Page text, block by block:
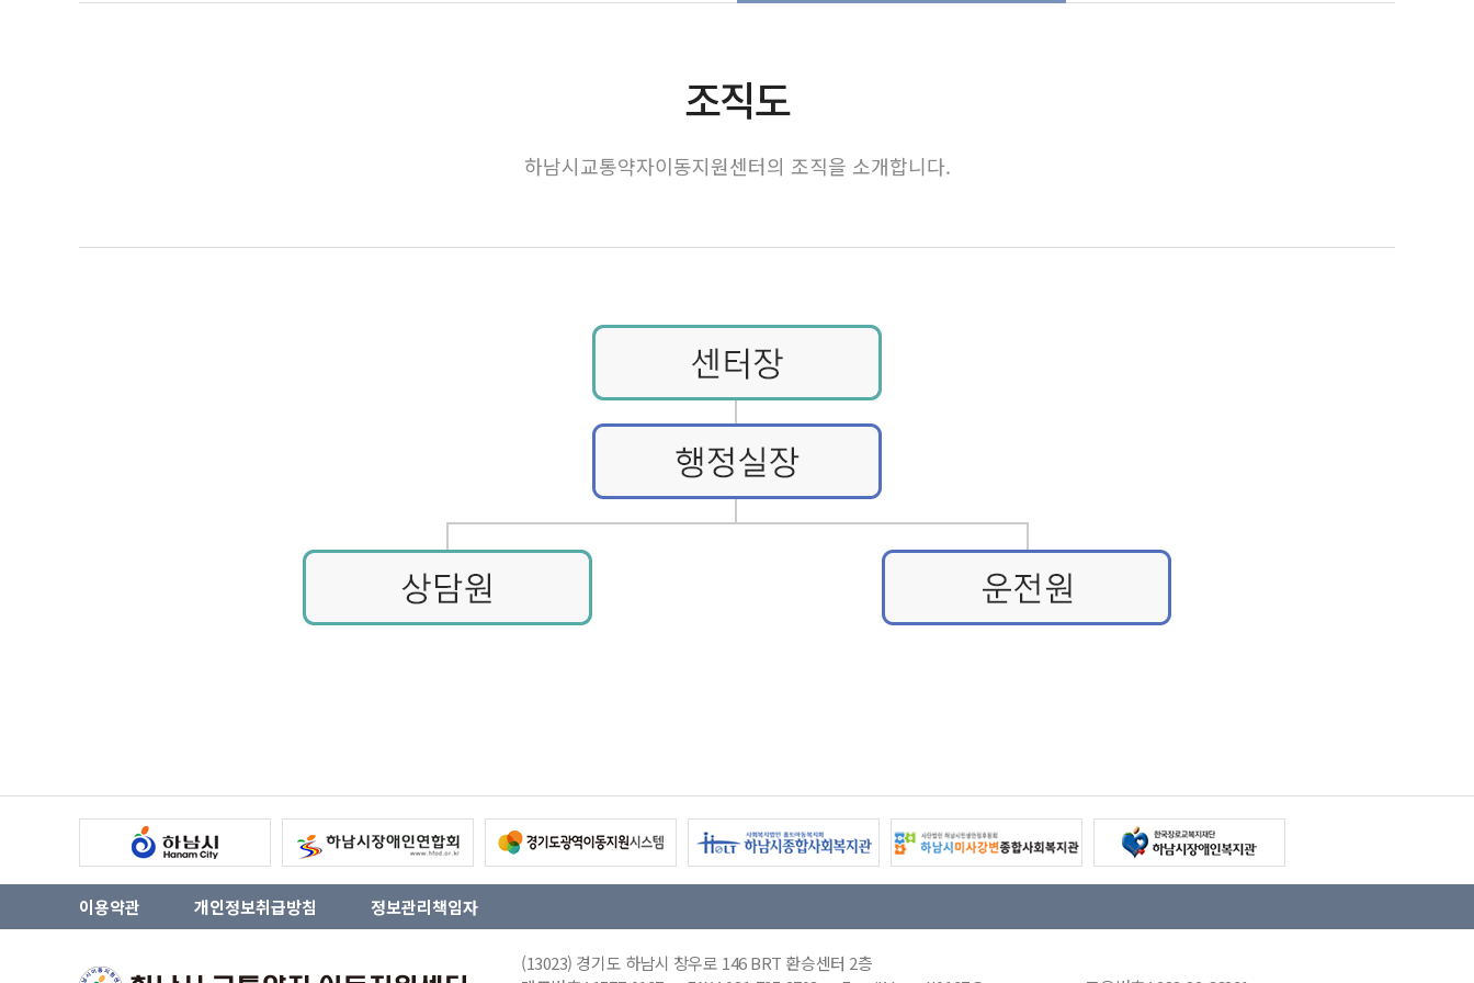
조직도
하남시교통약자이동지원센터의 조직을 소개합니다.
이용약관 개인정보취급방침 정보관리책임자
(13023) 경기도 하남시 창우로 146 BRT 환승센터 2층